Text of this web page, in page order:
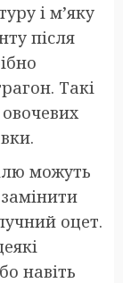
і м’яку
після
Такі
можуть
оцет.
навіть